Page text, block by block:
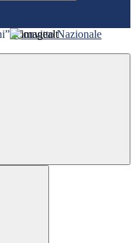
Convitto Nazionale